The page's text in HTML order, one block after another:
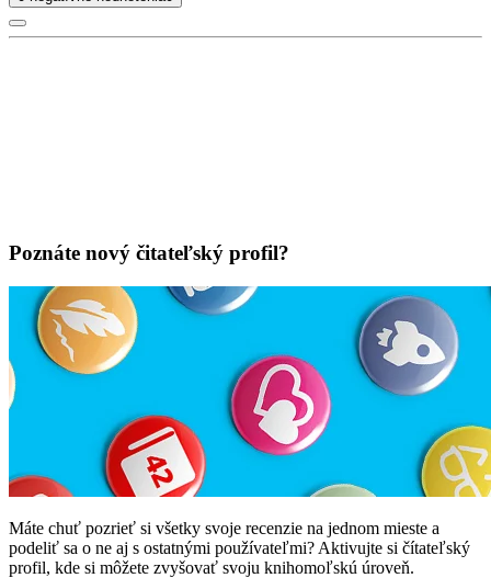
Poznáte nový čitateľský profil?
Máte chuť pozrieť si všetky svoje recenzie na jednom mieste a
podeliť sa o ne aj s ostatnými používateľmi? Aktivujte si čítateľský
profil, kde si môžete zvyšovať svoju knihomoľskú úroveň.